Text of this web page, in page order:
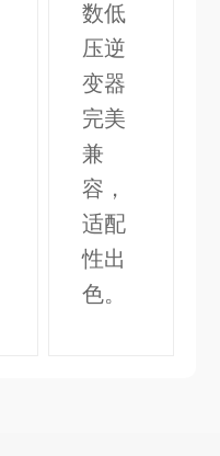
数低
压逆
变器
完美
兼
容，
适配
性出
色。